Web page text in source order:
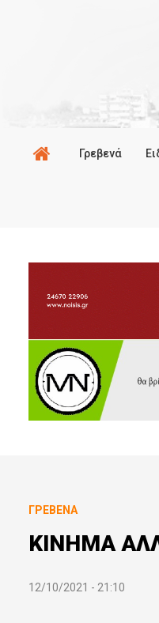
Γρεβενά
ΓΡΕΒΕΝΆ
ΚΙΝΗΜΑ
12/10/2021 - 21:10